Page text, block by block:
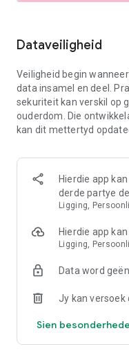
Dataveiligheid
Veiligheid begin
data insamel en deel.
sekuriteit kan verskil op
ouderdom. Die
kan dit mettertyd
Hierdie app
derde partye
Ligging,
Hierdie app
Ligging,
Data word
Jy kan versoek
Sien besonderhede